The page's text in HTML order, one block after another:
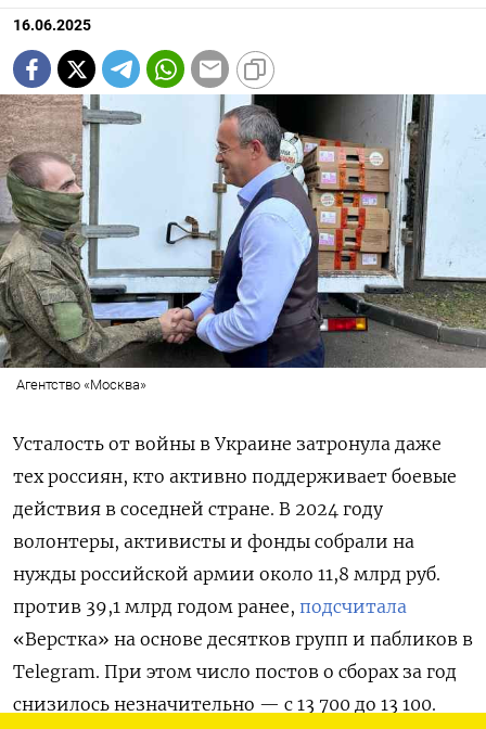
16.06.2025
Агентство «Москва»
Усталость от войны в Украине затронула даже
тех россиян, кто активно поддерживает боевые
действия в соседней стране. В 2024 году
волонтеры, активисты и фонды собрали на
нужды российской армии около 11,8 млрд руб.
против 39,1 млрд годом ранее, подсчитала
«Верстка» на основе десятков групп и пабликов в
Telegram. При этом число постов о сборах за год
снизилось незначительно — с 13 700 до 13 100.